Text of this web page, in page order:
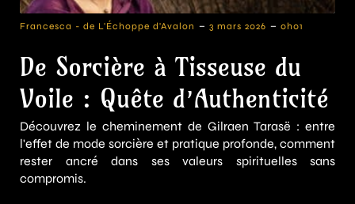
Francesca - de L'Échoppe d'Avalon - 3 mars 2026 - 0h01
De Sorcière à Tisseuse du
Voile : Quête d’Authenticité
Découvrez le cheminement de Gilraen Tarasë : entre
l'effet de mode sorcière et pratique profonde, comment
rester ancré dans ses valeurs spirituelles sans
compromis.